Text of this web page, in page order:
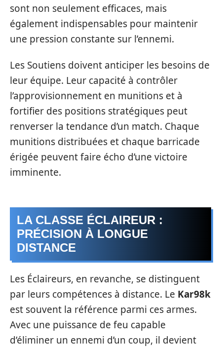
sont non seulement efficaces, mais
également indispensables pour maintenir
une pression constante sur l’ennemi.
Les Soutiens doivent anticiper les besoins de
leur équipe. Leur capacité à contrôler
l’approvisionnement en munitions et à
fortifier des positions stratégiques peut
renverser la tendance d’un match. Chaque
munitions distribuées et chaque barricade
érigée peuvent faire écho d’une victoire
imminente.
LA CLASSE ÉCLAIREUR :
PRÉCISION À LONGUE
DISTANCE
Les Éclaireurs, en revanche, se distinguent
par leurs compétences à distance. Le Kar98k
est souvent la référence parmi ces armes.
Avec une puissance de feu capable
d’éliminer un ennemi d’un coup, il devient